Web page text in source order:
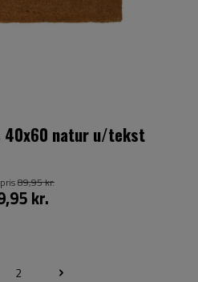
40x60 natur u/tekst
kr.
89,95 kr.
2